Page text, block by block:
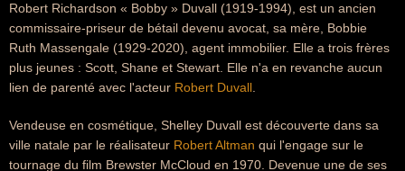
Robert Richardson « Bobby » Duvall (1919-1994), est un ancien
commissaire-priseur de bétail devenu avocat, sa mère, Bobbie
Ruth Massengale (1929-2020), agent immobilier. Elle a trois frères
plus jeunes : Scott, Shane et Stewart. Elle n'a en revanche aucun
lien de parenté avec l'acteur Robert Duvall
Vendeuse en cosmétique, Shelley Duvall est découverte dans sa
ville natale par le réalisateur Robert Altman qui l'engage sur le
tournage du film Brewster McCloud en 1970. Devenue une de ses